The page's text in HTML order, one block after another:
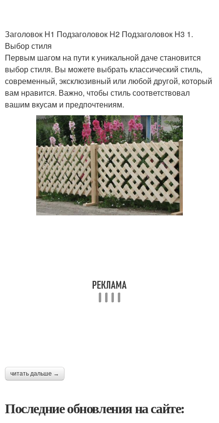
Заголовок H1 Подзаголовок H2 Подзаголовок H3 1.
Выбор стиля
Первым шагом на пути к уникальной даче становится
выбор стиля. Вы можете выбрать классический стиль,
современный, эксклюзивный или любой другой, который
вам нравится. Важно, чтобы стиль соответствовал
вашим вкусам и предпочтениям.
читать дальше →
Последние обновления на сайте: